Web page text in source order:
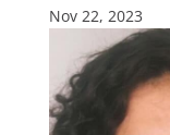
Nov 22, 2023